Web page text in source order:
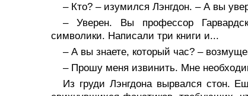
– Кто? – изумился Лэнгдон. – А вы
– Уверен. Вы профессор
символики. Написали три книги и...
– А вы знаете, который час? –
– Прошу меня извинить. Мне
Из груди Лэнгдона вырвался стон.